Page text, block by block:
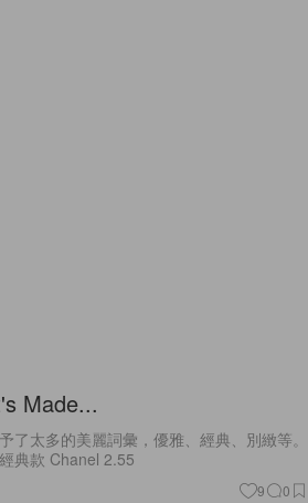
Made...
了太多的美麗詞彙，優雅、經典、別緻等。
典款 Chanel 2.55
9 0